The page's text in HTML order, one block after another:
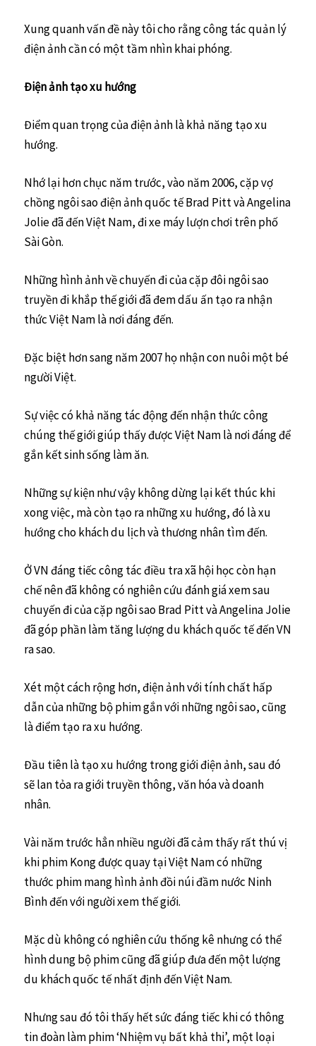
Xung quanh vấn đề này tôi cho rằng công tác quản lý
điện ảnh cần có một tầm nhìn khai phóng.
Điện ảnh tạo xu hướng
Điểm quan trọng của điện ảnh là khả năng tạo xu
hướng.
Nhớ lại hơn chục năm trước, vào năm 2006, cặp vợ
chồng ngôi sao điện ảnh quốc tế Brad Pitt và Angelina
Jolie đã đến Việt Nam, đi xe máy lượn chơi trên phố
Sài Gòn.
Những hình ảnh về chuyến đi của cặp đôi ngôi sao
truyền đi khắp thế giới đã đem dấu ấn tạo ra nhận
thức Việt Nam là nơi đáng đến.
Đặc biệt hơn sang năm 2007 họ nhận con nuôi một bé
người Việt.
Sự việc có khả năng tác động đến nhận thức công
chúng thế giới giúp thấy được Việt Nam là nơi đáng để
gắn kết sinh sống làm ăn.
Những sự kiện như vậy không dừng lại kết thúc khi
xong việc, mà còn tạo ra những xu hướng, đó là xu
hướng cho khách du lịch và thương nhân tìm đến.
Ở VN đáng tiếc công tác điều tra xã hội học còn hạn
chế nên đã không có nghiên cứu đánh giá xem sau
chuyến đi của cặp ngôi sao Brad Pitt và Angelina Jolie
đã góp phần làm tăng lượng du khách quốc tế đến VN
ra sao.
Xét một cách rộng hơn, điện ảnh với tính chất hấp
dẫn của những bộ phim gắn với những ngôi sao, cũng
là điểm tạo ra xu hướng.
Đầu tiên là tạo xu hướng trong giới điện ảnh, sau đó
sẽ lan tỏa ra giới truyền thông, văn hóa và doanh
nhân.
Vài năm trước hẳn nhiều người đã cảm thấy rất thú vị
khi phim Kong được quay tại Việt Nam có những
thước phim mang hình ảnh đồi núi đầm nước Ninh
Bình đến với người xem thế giới.
Mặc dù không có nghiên cứu thống kê nhưng có thể
hình dung bộ phim cũng đã giúp đưa đến một lượng
du khách quốc tế nhất định đến Việt Nam.
Nhưng sau đó tôi thấy hết sức đáng tiếc khi có thông
tin đoàn làm phim ‘Nhiệm vụ bất khả thi’, một loại